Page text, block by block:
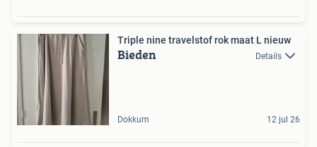
Triple nine travelstof rok maat L nieuw
Bieden Details
Dokkum 12 jul 26